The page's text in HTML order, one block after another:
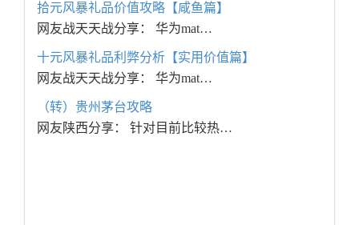
拾元风暴礼品价值攻略【咸鱼篇】
网友战天天战分享： 华为mat…
十元风暴礼品利弊分析【实用价值篇】
网友战天天战分享： 华为mat…
（转）贵州茅台攻略
网友陕西分享： 针对目前比较热…